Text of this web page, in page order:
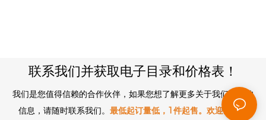
联系我们并获取电子目录和价格表！
我们是您值得信赖的合作伙伴，如果您想了解更多关于我们公司的
信息，请随时联系我们。 最低起订量低，1件起售。欢迎垂询。